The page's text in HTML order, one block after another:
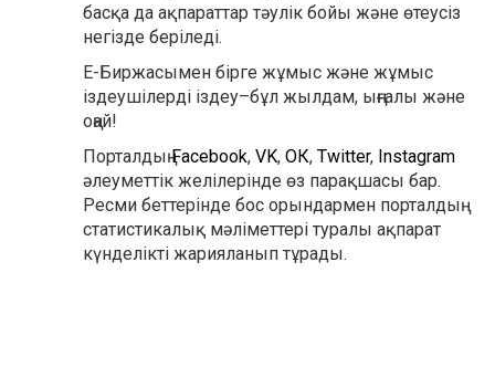
басқа да ақпараттар тәулік бойы және өтеусіз
негізде беріледі.
Е-Биржасымен бірге жұмыс және жұмыс
іздеушілерді іздеу–бұл жылдам, ыңғалы және
оңай!
ПорталдыңFacebook, VK, ОК, Twitter, Instagram
әлеуметтік желілерінде өз парақшасы бар.
Ресми беттерінде бос орындармен порталдың
статистикалық мәліметтері туралы ақпарат
күнделікті жарияланып тұрады.